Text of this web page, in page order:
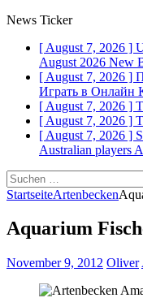
News Ticker
[ August 7, 2026 ]
August 2026 New
[ August 7, 2026 ]
Играть в Онлайн
[ August 7, 2026 ]
[ August 7, 2026 ]
[ August 7, 2026 ]
Australian players
Suchen
nach:
StartseiteArtenbecken
Aquarium
November 9, 2012 Oliver